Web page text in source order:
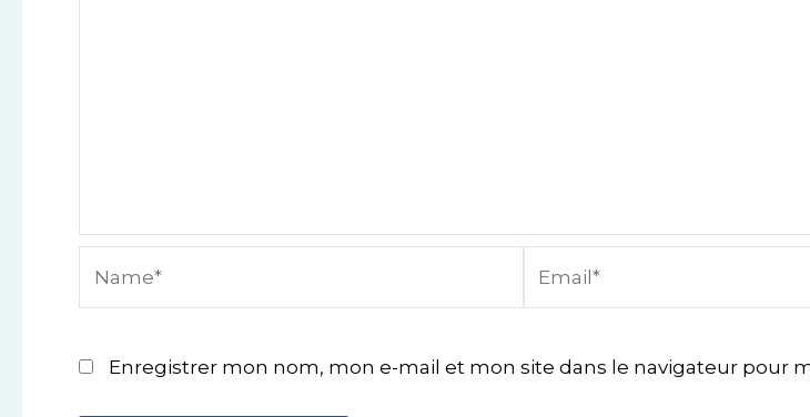
Enregistrer mon nom, mon e-mail et mon site dans le navigateur pour